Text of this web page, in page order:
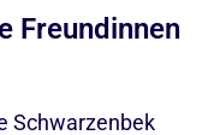
Freundinnen
Schwarzenbek